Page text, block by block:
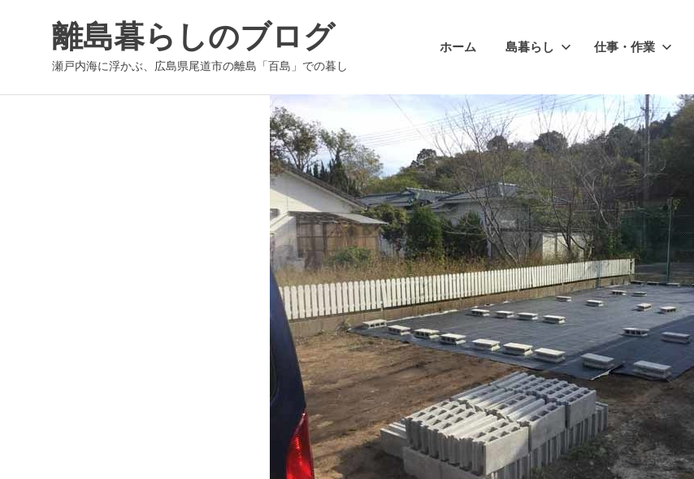
離島暮らしのブログ
瀬戸内海に浮かぶ、広島県尾道市の離島「百島」での暮し
ホーム 島暮らし 仕事・作業